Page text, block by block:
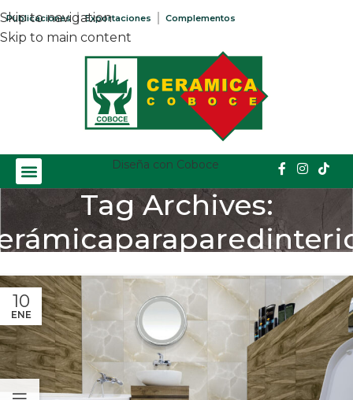
Skip to navigation
Skip to main content
Publicaciones Exportaciones Complementos
Diseña con Coboce
Tag Archives:
10
ENE